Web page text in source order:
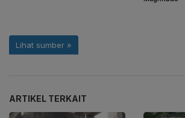
ARTIKEL TERKAIT